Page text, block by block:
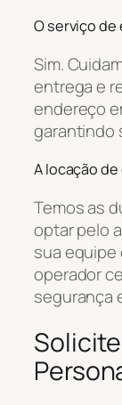
O serviço
Sim.
entrega e
endereço
garantindo
A locação
Temos as
optar pelo
sua equipe
operador
segurança